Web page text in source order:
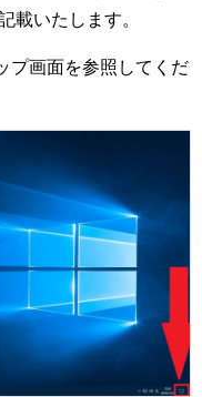
載いたします。
プ画面を参照してくだ